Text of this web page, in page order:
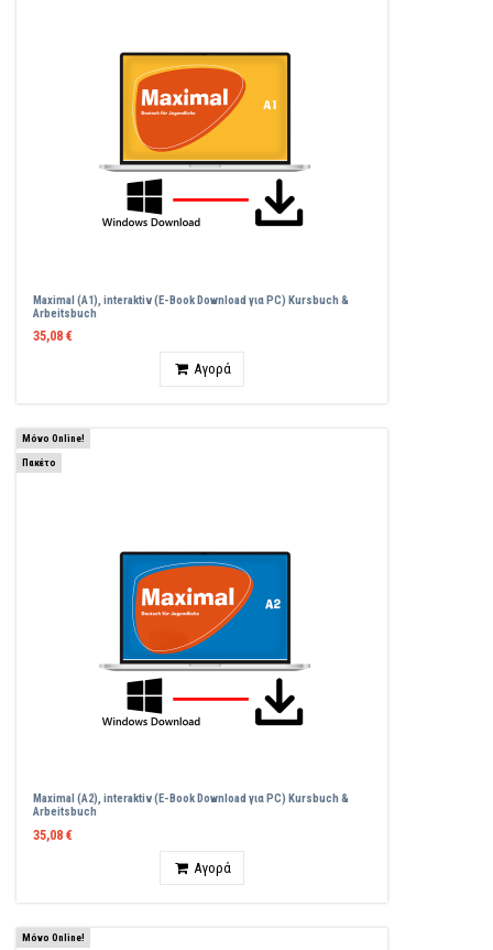
Maximal (A1), interaktiv (E-Book Download για PC) Kursbuch &
Arbeitsbuch
35,08 €
Ποσότητα
Αγορά
Μόνο Online!
Πακέτο
Maximal (A2), interaktiv (E-Book Download για PC) Kursbuch &
Arbeitsbuch
35,08 €
Αγορά
Μόνο Online!